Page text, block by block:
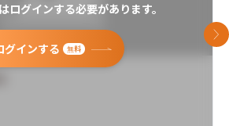
ログインする必要があります。
グインする 無料
次